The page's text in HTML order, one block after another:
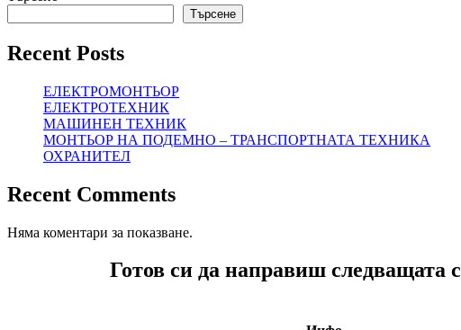
Търсене
Recent Posts
ЕЛЕКТРОМОНТЬОР
ЕЛЕКТРОТЕХНИК
МАШИНЕН ТЕХНИК
МОНТЬОР НА ПОДЕМНО – ТРАНСПОРТНАТА ТЕХНИКА
ОХРАНИТЕЛ
Recent Comments
Няма коментари за показване.
Готов си да направиш следващата